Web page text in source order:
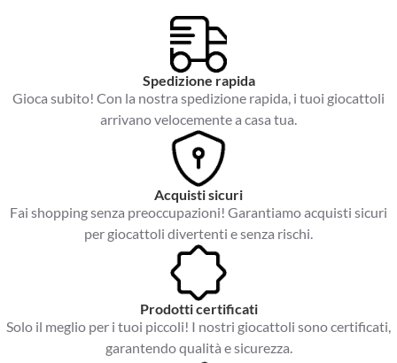
Spedizione rapida
Gioca subito! Con la nostra spedizione rapida, i tuoi giocattoli
arrivano velocemente a casa tua.
Acquisti sicuri
Fai shopping senza preoccupazioni! Garantiamo acquisti sicuri
per giocattoli divertenti e senza rischi.
Prodotti certificati
Solo il meglio per i tuoi piccoli! I nostri giocattoli sono certificati,
garantendo qualità e sicurezza.